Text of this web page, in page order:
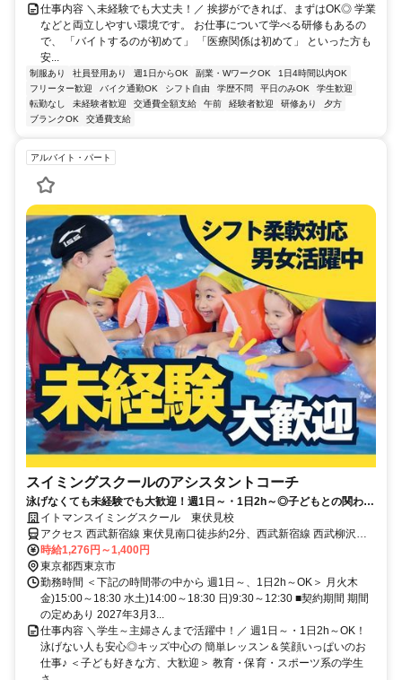
仕事内容 ＼未経験でも大丈夫！／ 挨拶ができれば、まずはOK◎ 学業
などと両立しやすい環境です。 お仕事について学べる研修もあるの
で、 「バイトするのが初めて」 「医療関係は初めて」 といった方も
安...
制服あり 社員登用あり 週1日からOK 副業・WワークOK
1日4時間以内OK
フリーター歓迎
バイク通勤OK シフト自由 学歴不問 平日のみOK
学生歓迎
転勤なし
未経験者歓迎 交通費全額支給 午前 経験者歓迎 研修あり
夕方
ブランクOK
交通費支給
アルバイト・パート
スイミングスクールのアシスタントコーチ
泳げなくても未経験でも大歓迎！週1日～・1日2h～◎子どもとの関わり
がやりがいに♪
イトマンスイミングスクール 東伏見校
アクセス 西武新宿線 東伏見南口徒歩約2分、西武新宿線 西武柳沢南
口徒歩約13分、西武新宿線 武蔵関南口徒歩約18分
時給1,276円～1,400円
東京都西東京市
勤務時間 ＜下記の時間帯の中から 週1日～、1日2h～OK＞ 月火木
金)15:00～18:30 水土)14:00～18:30 日)9:30～12:30 ■契約期間 期間
の定めあり 2027年3月3...
仕事内容 ＼学生～主婦さんまで活躍中！／ 週1日～・1日2h～OK！
泳げない人も安心◎キッズ中心の 簡単レッスン＆笑顔いっぱいのお
仕事♪ ＜子ども好きな方、大歓迎＞ 教育・保育・スポーツ系の学生